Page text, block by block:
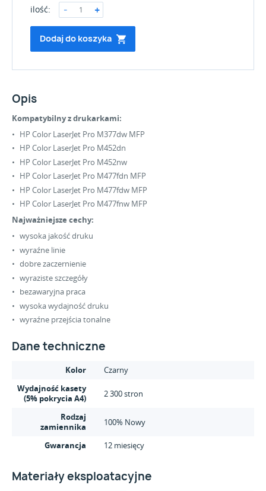
ilość:
Dodaj do koszyka
Opis
Kompatybilny z drukarkami:
HP Color LaserJet Pro M377dw MFP
HP Color LaserJet Pro M452dn
HP Color LaserJet Pro M452nw
HP Color LaserJet Pro M477fdn MFP
HP Color LaserJet Pro M477fdw MFP
HP Color LaserJet Pro M477fnw MFP
Najważniejsze cechy:
wysoka jakość druku
wyraźne linie
dobre zaczernienie
wyraziste szczegóły
bezawaryjna praca
wysoka wydajność druku
wyraźne przejścia tonalne
Dane techniczne
Kolor
Czarny
Wydajność kasety
(5% pokrycia A4)
2 300 stron
Rodzaj
zamiennika
100% Nowy
Gwarancja 12 miesięcy
Materiały eksploatacyjne